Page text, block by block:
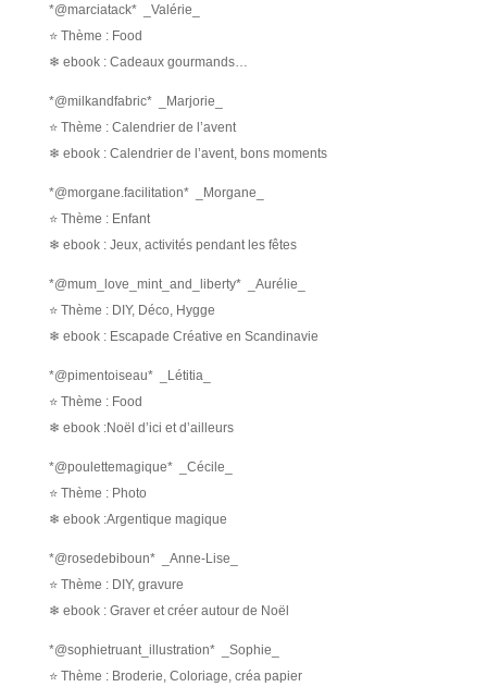
*@marciatack* _Valérie_
⭐ Thème : Food
❄ ebook : Cadeaux gourmands…
*@milkandfabric* _Marjorie_
⭐ Thème : Calendrier de l’avent
❄ ebook : Calendrier de l’avent, bons moments
*@morgane.facilitation* _Morgane_
⭐ Thème : Enfant
❄ ebook : Jeux, activités pendant les fêtes
*@mum_love_mint_and_liberty* _Aurélie_
⭐ Thème : DIY, Déco, Hygge
❄ ebook : Escapade Créative en Scandinavie
*@pimentoiseau* _Létitia_
⭐ Thème : Food
❄ ebook :Noël d’ici et d’ailleurs
*@poulettemagique* _Cécile_
⭐ Thème : Photo
❄ ebook :Argentique magique
*@rosedebiboun* _Anne-Lise_
⭐ Thème : DIY, gravure
❄ ebook : Graver et créer autour de Noël
*@sophietruant_illustration* _Sophie_
⭐ Thème : Broderie, Coloriage, créa papier